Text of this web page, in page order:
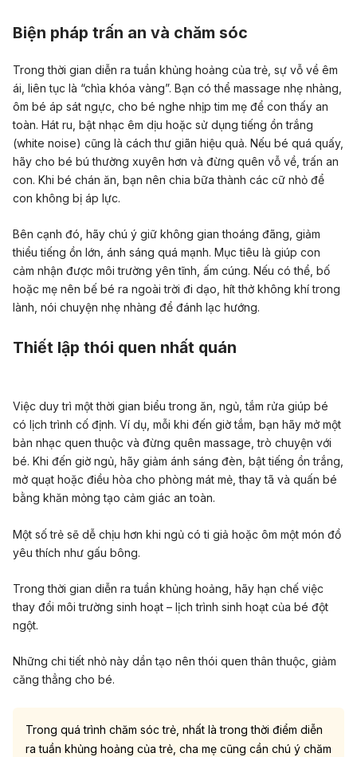
Biện pháp trấn an và chăm sóc
Trong thời gian diễn ra tuần khủng hoảng của trẻ, sự vỗ về êm
ái, liên tục là “chìa khóa vàng”. Bạn có thể massage nhẹ nhàng,
ôm bé áp sát ngực, cho bé nghe nhịp tim mẹ để con thấy an
toàn. Hát ru, bật nhạc êm dịu hoặc sử dụng tiếng ồn trắng
(white noise) cũng là cách thư giãn hiệu quả. Nếu bé quá quấy,
hãy cho bé bú thường xuyên hơn và đừng quên vỗ về, trấn an
con. Khi bé chán ăn, bạn nên chia bữa thành các cữ nhỏ để
con không bị áp lực.
Bên cạnh đó, hãy chú ý giữ không gian thoáng đãng, giảm
thiểu tiếng ồn lớn, ánh sáng quá mạnh. Mục tiêu là giúp con
cảm nhận được môi trường yên tĩnh, ấm cúng. Nếu có thể, bố
hoặc mẹ nên bế bé ra ngoài trời đi dạo, hít thở không khí trong
lành, nói chuyện nhẹ nhàng để đánh lạc hướng.
Thiết lập thói quen nhất quán
Việc duy trì một thời gian biểu trong ăn, ngủ, tắm rửa giúp bé
có lịch trình cố định. Ví dụ, mỗi khi đến giờ tắm, bạn hãy mở một
bản nhạc quen thuộc và đừng quên massage , trò chuyện với
bé. Khi đến giờ ngủ, hãy giảm ánh sáng đèn, bật tiếng ồn trắng,
mở quạt hoặc điều hòa cho phòng mát mẻ, thay tã và quấn bé
bằng khăn mỏng tạo cảm giác an toàn.
Một số trẻ sẽ dễ chịu hơn khi ngủ có ti giả hoặc ôm một món đồ
yêu thích như gấu bông.
Trong thời gian diễn ra tuần khủng hoảng, hãy hạn chế việc
thay đổi môi trường sinh hoạt – lịch trình sinh hoạt của bé đột
ngột.
Những chi tiết nhỏ này dần tạo nên thói quen thân thuộc, giảm
căng thẳng cho bé.
Trong quá trình chăm sóc trẻ, nhất là trong thời điểm diễn
ra tuần khủng hoảng của trẻ, cha mẹ cũng cần chú ý chăm